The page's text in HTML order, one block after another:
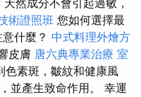
天然成分不會引起過敏，
術證照班 您如何選擇最
什麼？ 中式料理外燴方
皮膚 唐六典專業治療 室
色素斑，皺紋和健康風
並產生致命作用。 幸運